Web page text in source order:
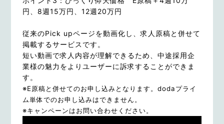
円、8週15万円、12週20万円
従来のPick upページを動画化し、求人原稿と併せて
掲載するサービスです。
短い動画で求人内容が理解できるため、中途採用企
業様の魅力をよりユーザーに訴求することができま
す。
※E原稿と併せてのお申し込みとなります。dodaプライ
ム単体でのお申し込みはできません。
※キャンペーンはお問い合わせください。